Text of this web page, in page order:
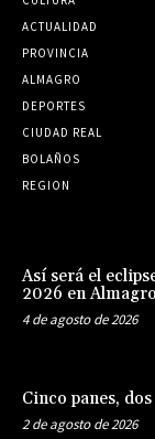
ACTUALIDAD
PROVINCIA
ALMAGRO
DEPORTES
CIUDAD REAL
BOLAÑOS
REGION
Así será el
2026 en Almagro
4 de agosto de 2026
Cinco panes,
2 de agosto de 2026